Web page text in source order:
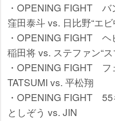
・OPENING FIGHT バ
窪田泰斗 vs. 日比野“エビ
・OPENING FIGHT ヘ
稲田将 vs. ステファン“
・OPENING FIGHT フ
TATSUMI vs. 平松翔
・OPENING FIGHT
としぞう vs. JIN